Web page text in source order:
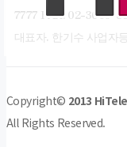
7777 FAX. 02-3665-
대표자. 한기수 사업자
Copyright© 2013
All Rights Reserved.